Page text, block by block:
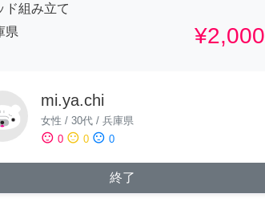
ド組み立て
県
¥2,000
mi.ya.chi
女性 / 30代 / 兵庫県
sentiment_satisfied 0 sentiment_neutral 0 sentiment_dissatisfied 0
終了